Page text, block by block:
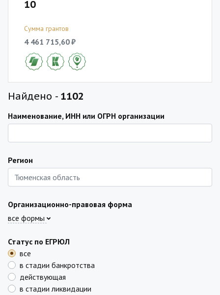
10
Сумма грантов
4 461 715,60 ₽
Найдено - 1102
Наименование, ИНН или ОГРН организации
Регион
Организационно-правовая форма
все формы
Статус по ЕГРЮЛ
все
в стадии банкротства
действующая
в стадии ликвидации